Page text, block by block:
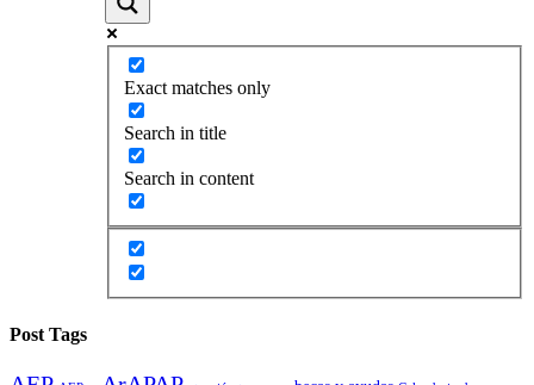
Exact matches only
Search in title
Search in content
Post Tags